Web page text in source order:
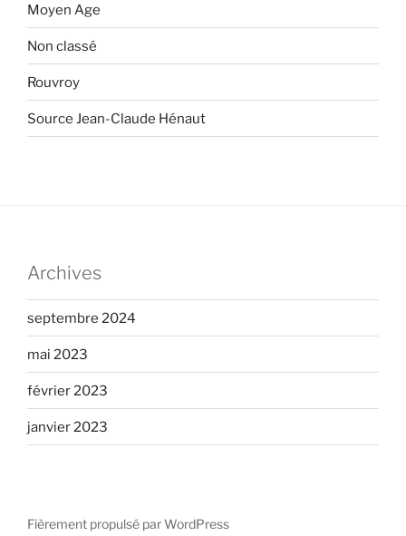
Moyen Age
Non classé
Rouvroy
Source Jean-Claude Hénaut
Archives
septembre 2024
mai 2023
février 2023
janvier 2023
Fièrement propulsé par WordPress